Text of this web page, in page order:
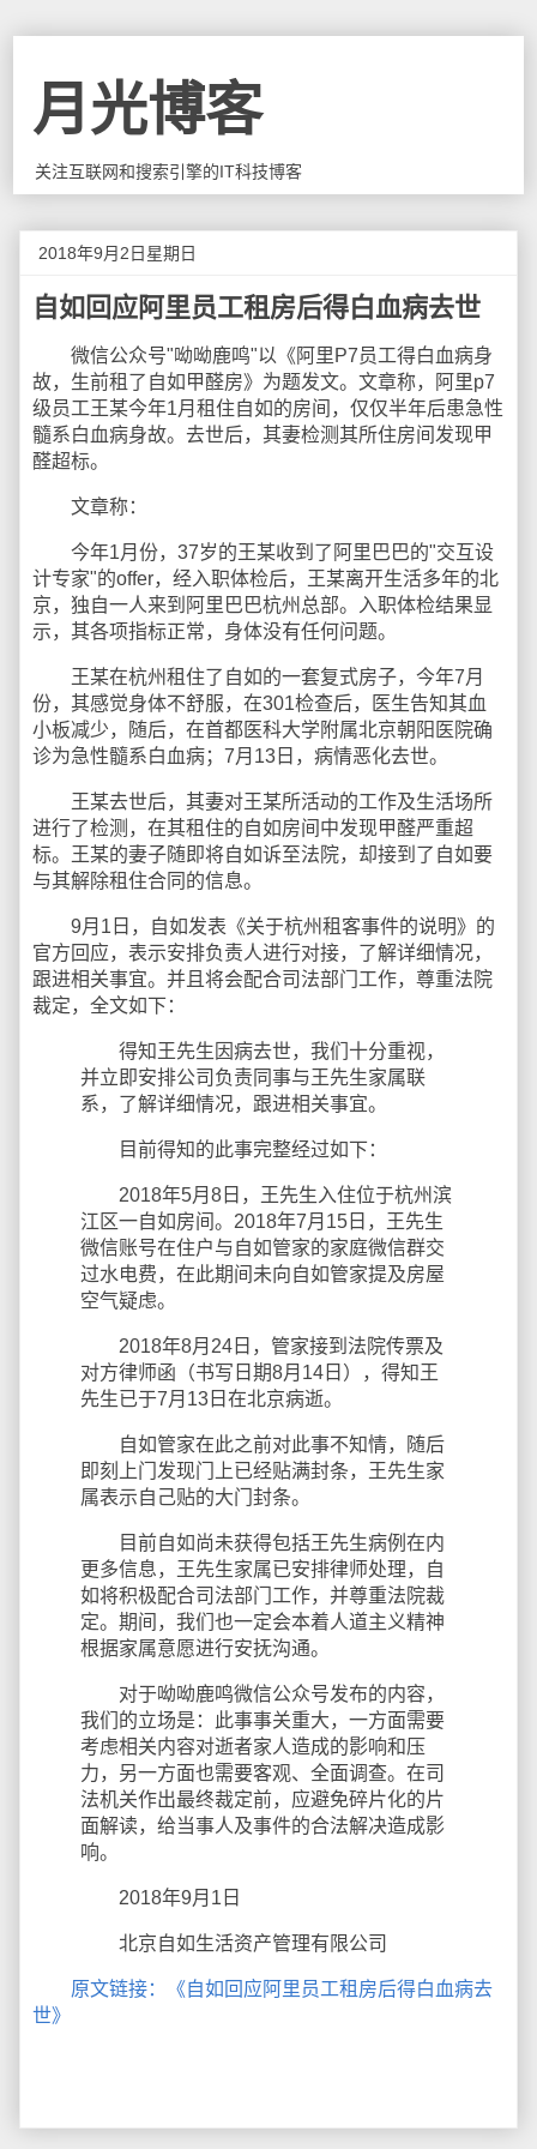
月光博客
关注互联网和搜索引擎的IT科技博客
2018年9月2日星期日
自如回应阿里员工租房后得白血病去世
微信公众号"呦呦鹿鸣"以《阿里P7员工得白血病身
故，生前租了自如甲醛房》为题发文。文章称，阿里p7
级员工王某今年1月租住自如的房间，仅仅半年后患急性
髓系白血病身故。去世后，其妻检测其所住房间发现甲
醛超标。
文章称：
今年1月份，37岁的王某收到了阿里巴巴的"交互设
计专家"的offer，经入职体检后，王某离开生活多年的北
京，独自一人来到阿里巴巴杭州总部。入职体检结果显
示，其各项指标正常，身体没有任何问题。
王某在杭州租住了自如的一套复式房子，今年7月
份，其感觉身体不舒服，在301检查后，医生告知其血
小板减少，随后，在首都医科大学附属北京朝阳医院确
诊为急性髓系白血病；7月13日，病情恶化去世。
王某去世后，其妻对王某所活动的工作及生活场所
进行了检测，在其租住的自如房间中发现甲醛严重超
标。王某的妻子随即将自如诉至法院，却接到了自如要
与其解除租住合同的信息。
9月1日，自如发表《关于杭州租客事件的说明》的
官方回应，表示安排负责人进行对接，了解详细情况，
跟进相关事宜。并且将会配合司法部门工作，尊重法院
裁定，全文如下：
得知王先生因病去世，我们十分重视，
并立即安排公司负责同事与王先生家属联
系，了解详细情况，跟进相关事宜。
目前得知的此事完整经过如下：
2018年5月8日，王先生入住位于杭州滨
江区一自如房间。2018年7月15日，王先生
微信账号在住户与自如管家的家庭微信群交
过水电费，在此期间未向自如管家提及房屋
空气疑虑。
2018年8月24日，管家接到法院传票及
对方律师函（书写日期8月14日），得知王
先生已于7月13日在北京病逝。
自如管家在此之前对此事不知情，随后
即刻上门发现门上已经贴满封条，王先生家
属表示自己贴的大门封条。
目前自如尚未获得包括王先生病例在内
更多信息，王先生家属已安排律师处理，自
如将积极配合司法部门工作，并尊重法院裁
定。期间，我们也一定会本着人道主义精神
根据家属意愿进行安抚沟通。
对于呦呦鹿鸣微信公众号发布的内容，
我们的立场是：此事事关重大，一方面需要
考虑相关内容对逝者家人造成的影响和压
力，另一方面也需要客观、全面调查。在司
法机关作出最终裁定前，应避免碎片化的片
面解读，给当事人及事件的合法解决造成影
响。
2018年9月1日
北京自如生活资产管理有限公司
原文链接：《自如回应阿里员工租房后得白血病去
世》